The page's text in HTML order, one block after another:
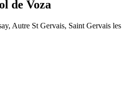
de Voza
Autre St Gervais, Saint Gervais les